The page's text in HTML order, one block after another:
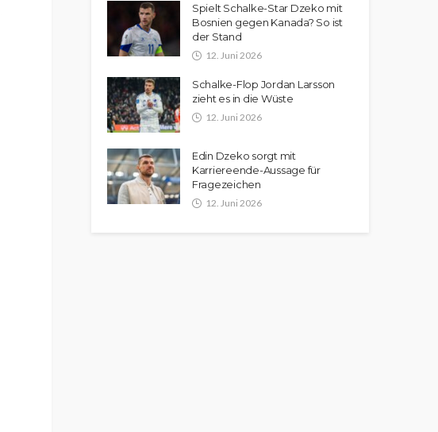
Spielt Schalke-Star Dzeko mit
Bosnien gegen Kanada? So ist
der Stand
12. Juni 2026
Schalke-Flop Jordan Larsson
zieht es in die Wüste
12. Juni 2026
Edin Dzeko sorgt mit
Karriereende-Aussage für
Fragezeichen
12. Juni 2026